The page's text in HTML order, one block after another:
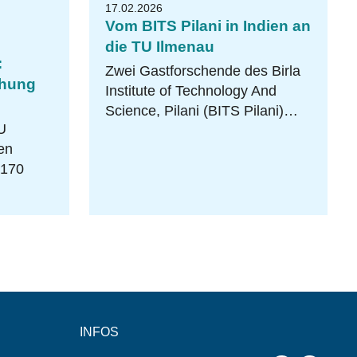
17.02.2026
Vom BITS Pilani in Indien an
die TU Ilmenau
Zwei Gastforschende des Birla
Institute of Technology And
Science, Pilani (BITS Pilani)…
INFOS